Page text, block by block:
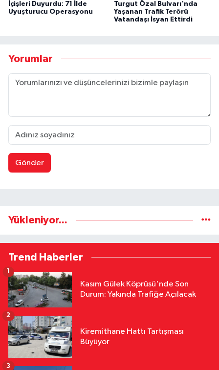
İçişleri Duyurdu: 71 İlde
Uyuşturucu Operasyonu
Turgut Özal Bulvarı'nda
Yaşanan Trafik Terörü
Vatandaşı İsyan Ettirdi
Yorumlar
Gönder
Yükleniyor...
Trend Haberler
Kasım Gülek Köprüsü'nde Son
Durum: Yakında Trafiğe Açılacak
1
Kiremithane Hattı Tartışması
Büyüyor
2
3